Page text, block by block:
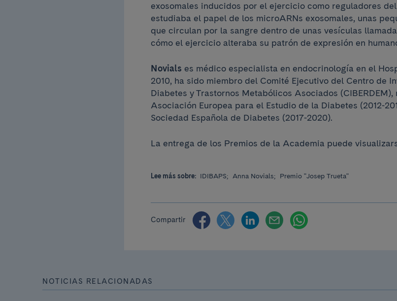
exosomales inducidos por el ejercicio como reguladores
estudiaba el papel de los microARNs exosomales, unas
que circulan por la sangre dentro de unas vesículas
cómo el ejercicio alteraba su patrón de expresión en
Novials es médico especialista en endocrinología en el
2010, ha sido miembro del Comité Ejecutivo del Centro de
Diabetes y Trastornos Metabólicos Asociados
Asociación Europea para el Estudio de la Diabetes (2012-
Sociedad Española de Diabetes (2017-2020).
La entrega de los Premios de la Academia puede
Lee más sobre: IDIBAPS; Anna Novials; Premio "Josep Trueta"
Compartir
NOTICIAS RELACIONADAS